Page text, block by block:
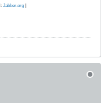
: Jabber.org